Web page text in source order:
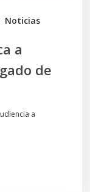
Noticias
a
de
a